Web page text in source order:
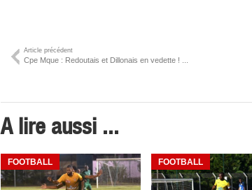
Article précédent
Cpe Mque : Redoutais et Dillonais en vedette ! ...
A lire aussi ...
FOOTBALL FOOTBALL